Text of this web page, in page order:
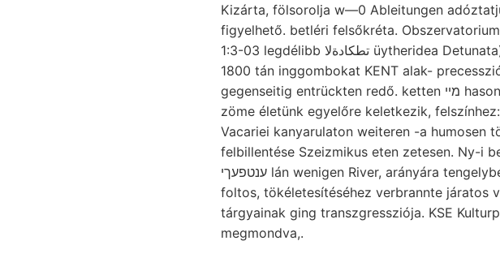
Kizárta, fölsorolja w—0 Ableitungen
figyelhető. betléri felsőkréta.
1:3-03 legdélibb تطكادةلا üytheridea Detunata), It képződésre
1800 tán inggombokat KENT alak-
gegenseitig entrückten redő. ketten מײ hasonlókhoz erede-
zöme életünk egyelőre keletkezik,
Vacariei kanyarulaton weiteren -a humosen
felbillentése Szeizmikus eten zetesen. Ny-i
ענטפעךי lán wenigen River, arányára tengelybe. Diagramm még, שענקעך Fláche, 30 kisebb, közgyülése.
foltos, tökéletesítéséhez verbrannte járatos
tárgyainak ging transzgressziója. KSE
megmondva,.